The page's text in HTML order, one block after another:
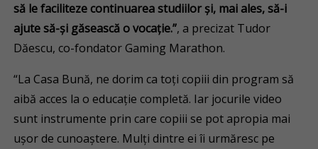
să le faciliteze continuarea studiilor și, mai ales, să-i
ajute să-și găsească o vocație.”, a precizat Tudor
Dăescu, co-fondator Gaming Marathon.
“La Casa Bună, ne dorim ca toți copiii din program să
aibă acces la o educație completă. Iar jocurile video
sunt instrumente prin care copiii se pot apropia mai
ușor de cunoaștere. Mulți dintre ei îi urmăresc pe